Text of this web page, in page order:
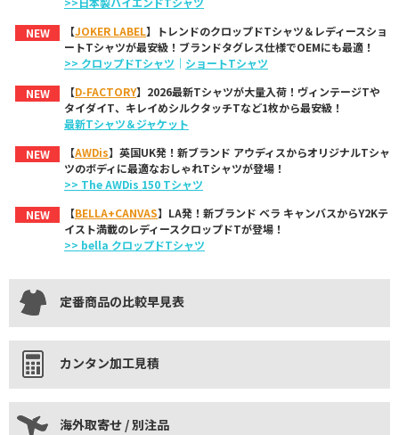
NEW
【JOKER LABEL】トレンドのクロップドTシャツ＆レディースショ
ートTシャツが最安級！ブランドタグレス仕様でOEMにも最適！
>> クロップドTシャツ ｜ ショートTシャツ
NEW
【D-FACTORY】2026最新Tシャツが大量入荷！ヴィンテージTや
タイダイT、キレイめシルクタッチTなど1枚から最安級！
最新Tシャツ＆ジャケット
NEW
【AWDis】英国UK発！新ブランド アウディスからオリジナルTシャ
ツのボディに最適なおしゃれTシャツが登場！
>> The AWDis 150 Tシャツ
NEW
【BELLA+CANVAS】LA発！新ブランド ベラ キャンバスからY2Kテ
イスト満載のレディースクロップドTが登場！
>> bella クロップドTシャツ
定番商品の比較早見表
カンタン加工見積
海外取寄せ / 別注品